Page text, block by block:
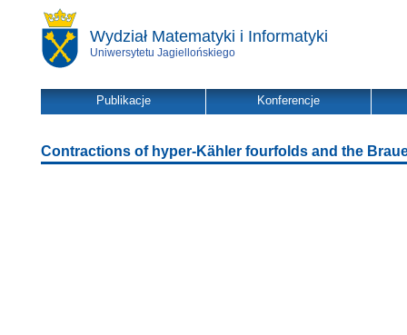
Wydział Matematyki i Informatyki
Uniwersytetu Jagiellońskiego
Publikacje Konferencje
Contractions of hyper-Kähler fourfolds and the